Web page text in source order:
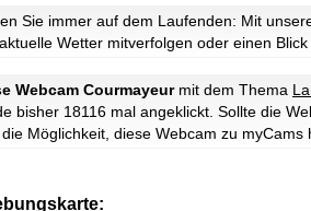
Sie immer auf dem Laufenden: Mit
Wetter mitverfolgen oder einen
Webcam Courmayeurmit dem Thema
bisher 18116 mal angeklickt. Sollte die
Möglichkeit, diese Webcam zu myCams